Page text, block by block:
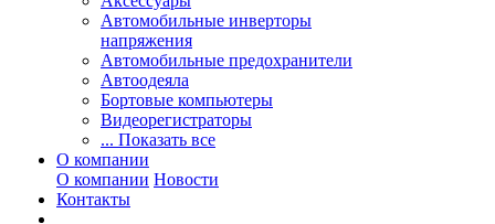
Автомобильные инверторы
напряжения
Автомобильные предохранители
Автоодеяла
Бортовые компьютеры
Видеорегистраторы
... Показать все
О компании
О компании Новости
Контакты